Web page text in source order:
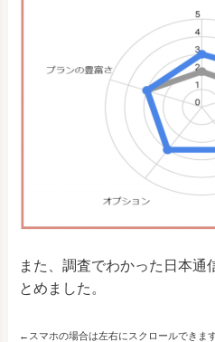
また、調査でわかった日本通
とめました。
←スマホの場合は左右にスクロールできま